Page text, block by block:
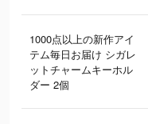
1000点以上の新作アイ
テム毎日お届け シガレ
ットチャームキーホル
ダー 2個